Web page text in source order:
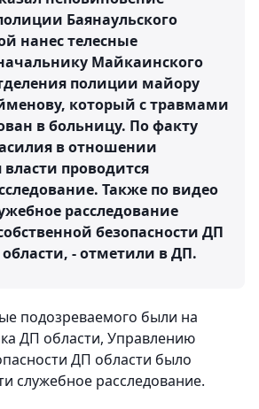
Баянаульского
нанес телесные
Майкаинского
полиции майору
который с травмами
в больницу. По факту
в отношении
власти проводится
Также по видео
расследование
безопасности ДП
- отметили в ДП.
подозреваемого были на
ДП области, Управлению
ДП области было
служебное расследование.